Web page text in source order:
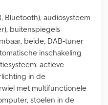
Bluetooth), audiosysteem
buitenspiegels
beide, DAB-tuner
inschakeling
actieve
in de
met multifunctionele
stoelen in de